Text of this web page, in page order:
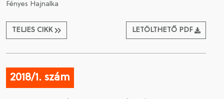
Fényes Hajnalka
TELJES CIKK LETÖLTHETŐ PDF
2018/1. szám